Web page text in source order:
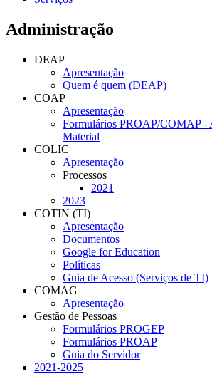
Administração
DEAP
Apresentação
Quem é quem (DEAP)
COAP
Apresentação
Formulários PROAP/COMAP -
Material
COLIC
Apresentação
Processos
2021
2023
COTIN (TI)
Apresentação
Documentos
Google for Education
Políticas
Guia de Acesso (Serviços de TI)
COMAG
Apresentação
Gestão de Pessoas
Formulários PROGEP
Formulários PROAP
Guia do Servidor
2021-2025